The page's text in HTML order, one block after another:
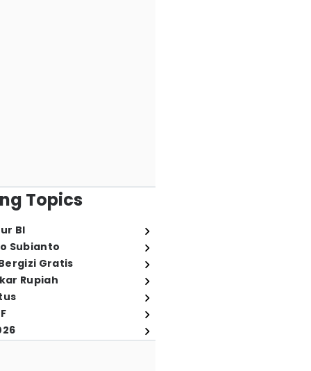
Topics
BI
Subianto
Gratis
Rupiah